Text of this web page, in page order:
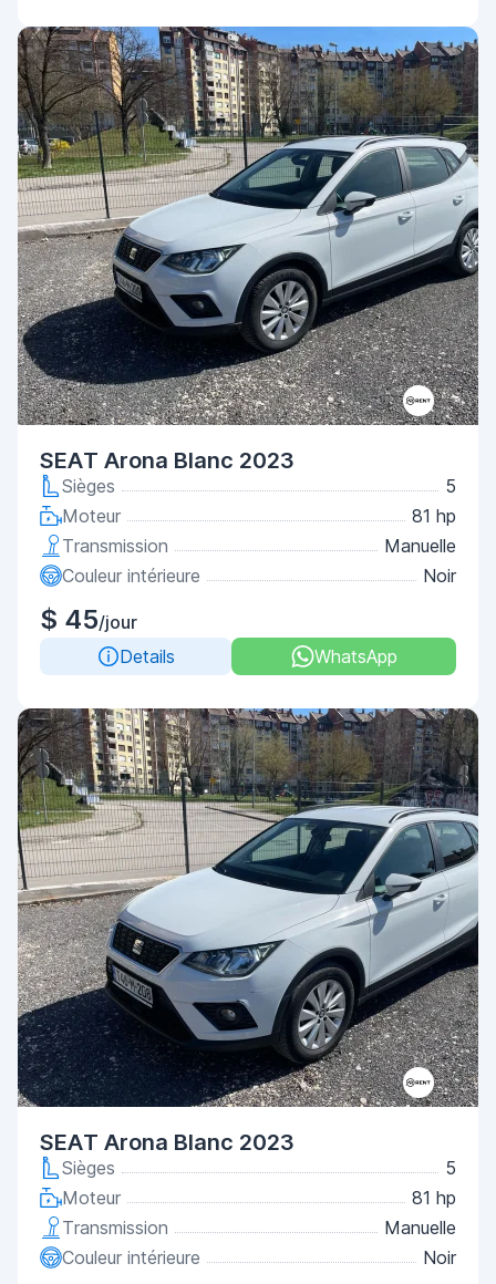
SEAT Arona Blanc 2023
Sièges
5
Moteur
81 hp
Transmission
Manuelle
Couleur intérieure
Noir
$ 45/jour
Details
WhatsApp
SEAT Arona Blanc 2023
Sièges
5
Moteur
81 hp
Transmission
Manuelle
Couleur intérieure
Noir